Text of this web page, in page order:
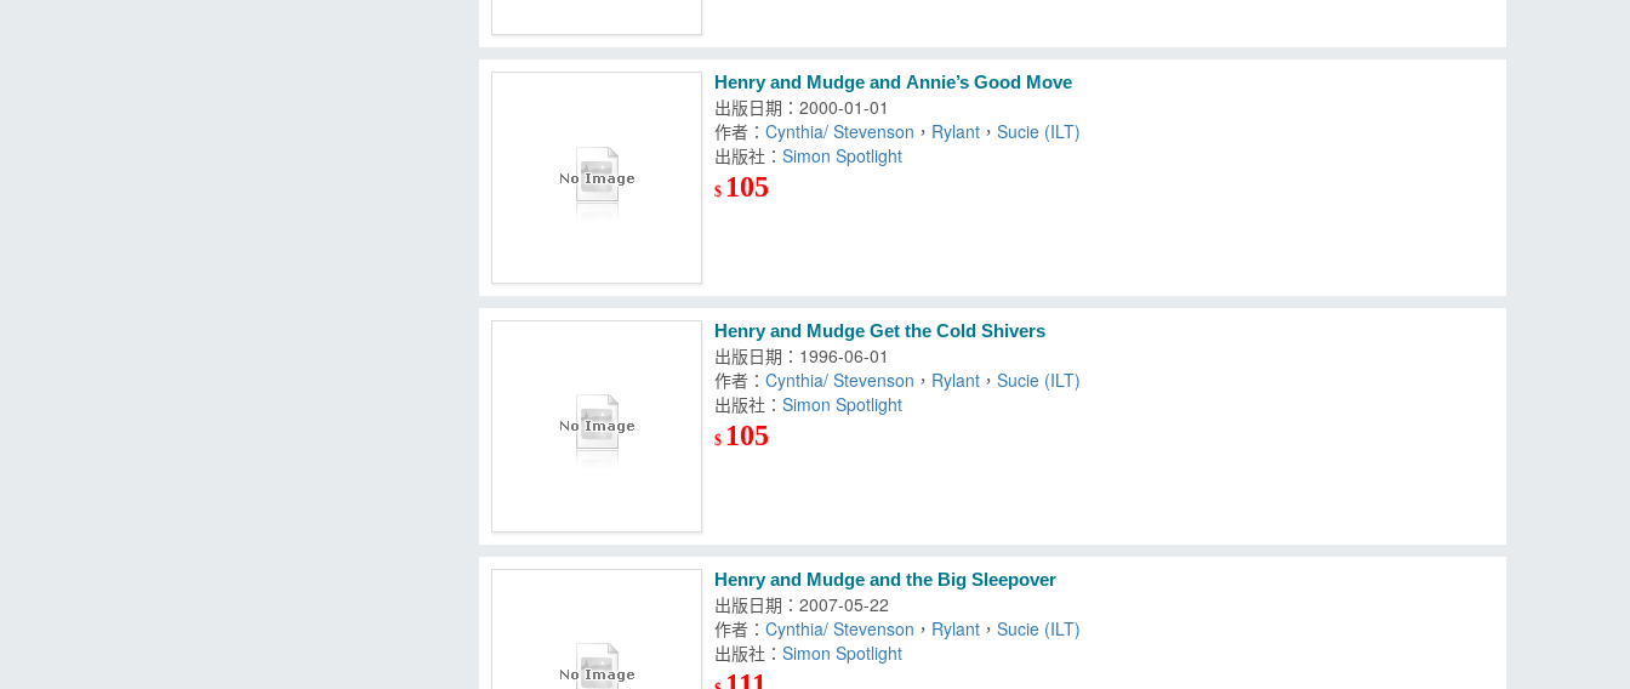
Henry and Mudge and Annie’s Good Move
出版日期：2000-01-01
作者：Cynthia/ Stevenson ， Rylant ，Sucie (ILT)
出版社：Simon Spotlight
$ 105
Henry and Mudge Get the Cold Shivers
出版日期：1996-06-01
作者：Cynthia/ Stevenson ， Rylant ，Sucie (ILT)
出版社：Simon Spotlight
$ 105
Henry and Mudge and the Big Sleepover
出版日期：2007-05-22
作者：Cynthia/ Stevenson ， Rylant ，Sucie (ILT)
出版社：Simon Spotlight